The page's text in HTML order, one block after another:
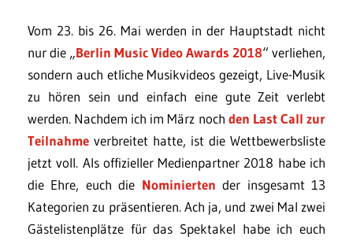
Vom 23. bis 26. Mai werden in der Hauptstadt nicht
nur die „Berlin Music Video Awards 2018“ verliehen,
sondern auch etliche Musikvideos gezeigt, Live-Musik
zu hören sein und einfach eine gute Zeit verlebt
werden. Nachdem ich im März noch den Last Call zur
Teilnahme verbreitet hatte, ist die Wettbewerbsliste
jetzt voll. Als offizieller Medienpartner 2018 habe ich
die Ehre, euch die Nominierten der insgesamt 13
Kategorien zu präsentieren. Ach ja, und zwei Mal zwei
Gästelistenplätze für das Spektakel habe ich euch